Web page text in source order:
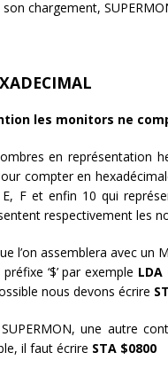
chargement,
les monitors ne
en représentation
compter en
F et enfin 10 qui
respectivement les
l’on assemblera avec
‘$’ par exemple LDA
nous devons écrire
une autre
il faut écrire STA $0800